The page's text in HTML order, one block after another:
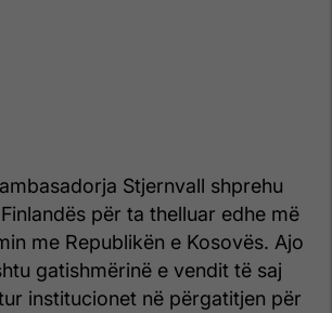
Stjernvall shprehu
për ta thelluar edhe më
me Republikën e Kosovës. Ajo
gatishmërinë e vendit të saj
institucionet në përgatitjen për